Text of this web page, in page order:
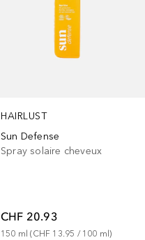
HAIRLUST
Sun Defense
Spray solaire cheveux
CHF 20.93
150 ml (CHF 13.95 / 100 ml)